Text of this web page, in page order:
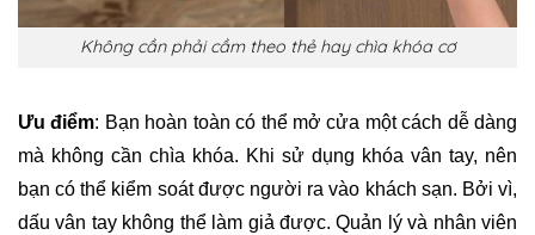
Không cần phải cầm theo thẻ hay chìa khóa cơ
Ưu điểm: Bạn hoàn toàn có thể mở cửa một cách dễ dàng
mà không cần chìa khóa. Khi sử dụng khóa vân tay, nên
bạn có thể kiểm soát được người ra vào khách sạn. Bởi vì,
dấu vân tay không thể làm giả được. Quản lý và nhân viên